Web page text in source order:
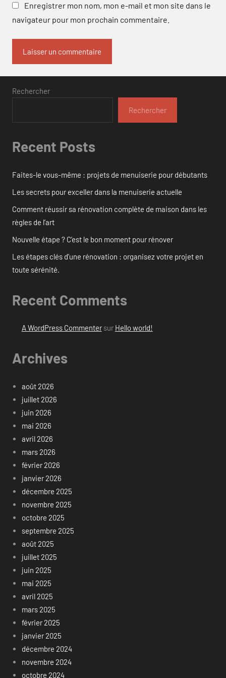
Enregistrer mon nom, mon e-mail et mon site dans le
navigateur pour mon prochain commentaire.
Rechercher
Rechercher
Recent Posts
Faites-le vous-même : projets de menuiserie pour débutants
Les secrets pour exceller dans la menuiserie actuelle
Comment réussir sa rénovation complète de maison dans les
règles de l’art
Nouvelle étape ? C’est le bon moment pour rénover
Les étapes clés d’une rénovation : organisez votre projet en
toute sérénité.
Recent Comments
A WordPress Commentersur Hello world!
Archives
août 2026
juillet 2026
juin 2026
mai 2026
avril 2026
mars 2026
février 2026
janvier 2026
décembre 2025
novembre 2025
octobre 2025
septembre 2025
août 2025
juillet 2025
juin 2025
mai 2025
avril 2025
mars 2025
février 2025
janvier 2025
décembre 2024
novembre 2024
octobre 2024